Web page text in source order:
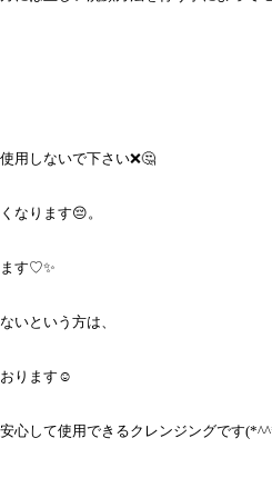
用しないで下さい❌🤔
なります😔。
す♡✨
いという方は、
ります☺️
心して使用できるクレンジングです